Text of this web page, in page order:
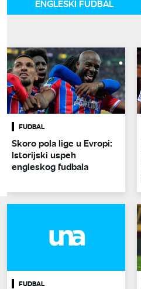
ENGLESKI FUDBAL
FUDBAL
Skoro pola lige u Evropi:
Istorijski uspeh
engleskog fudbala
FUDBAL